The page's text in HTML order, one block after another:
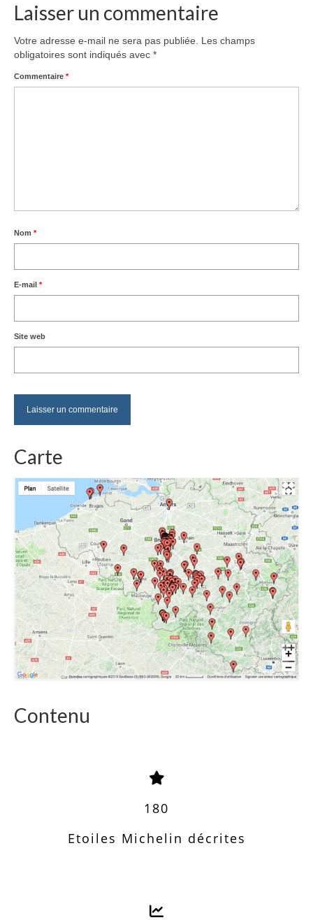
Laisser un commentaire
Votre adresse e-mail ne sera pas publiée. Les champs
obligatoires sont indiqués avec *
Commentaire *
Nom *
E-mail *
Site web
Carte
Contenu
180
Etoiles Michelin décrites